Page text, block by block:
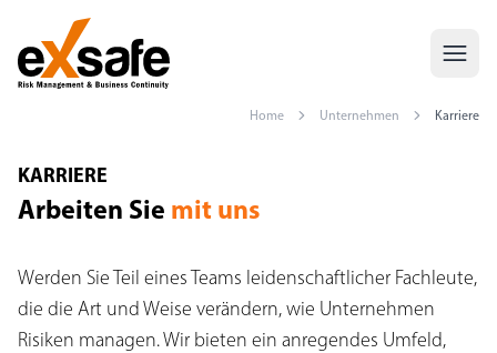
Home Unternehmen Karriere
Karriere - Arbeiten Sie mit uns — Exsafe Risk Management
KARRIERE
Arbeiten Sie mit uns
Werden Sie Teil eines Teams leidenschaftlicher Fachleute,
die die Art und Weise verändern, wie Unternehmen
Risiken managen. Wir bieten ein anregendes Umfeld,